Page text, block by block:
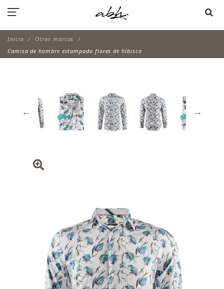
Inicio
Otras marcas
Camisa de hombre estampado flores de hibisco